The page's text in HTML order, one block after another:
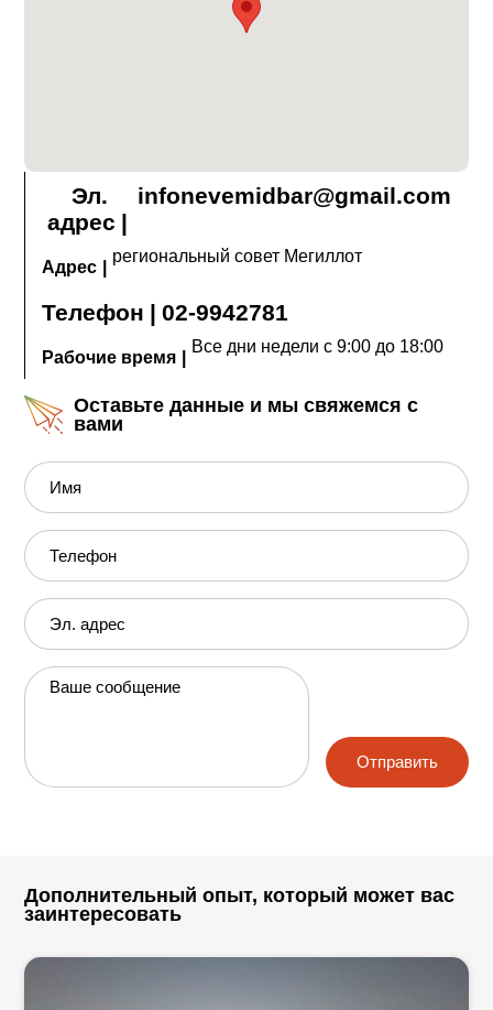
Эл.
адрес |
infonevemidbar@gmail.com
Адрес
региональный совет Мегиллот
Телефон | 02-9942781
Рабочие время
Все дни недели с 9:00 до 18:00
Оставьте данные и мы свяжемся с
вами
Имя
Телефон
Эл. адрес
Ваше сообщение
Отправить
Дополнительный опыт, который может вас
заинтересовать